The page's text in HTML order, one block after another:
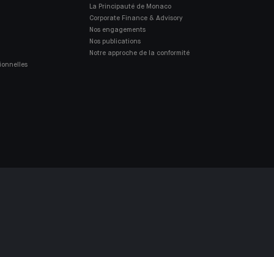
La Principauté de Monaco
Corporate Finance & Advisory
Nos engagements
Nos publications
Notre approche de la conformité